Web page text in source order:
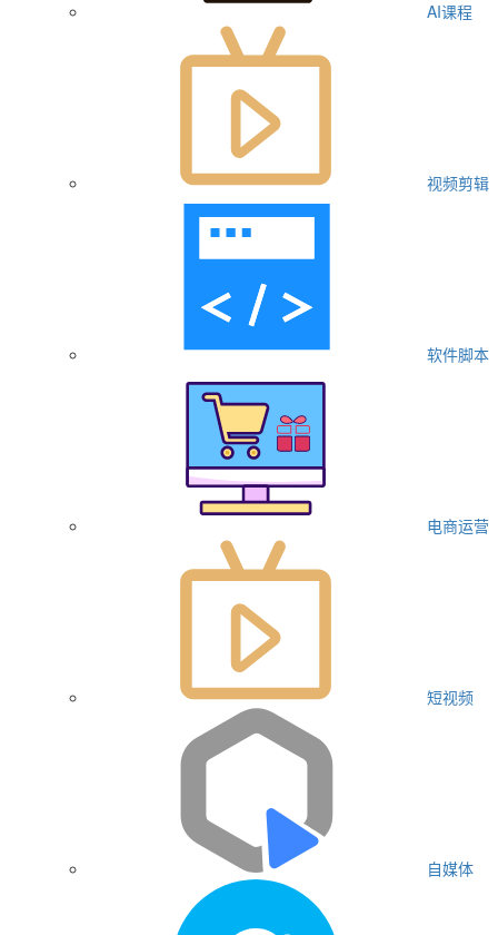
AI课程
视频剪辑
软件脚本
电商运营
短视频
自媒体